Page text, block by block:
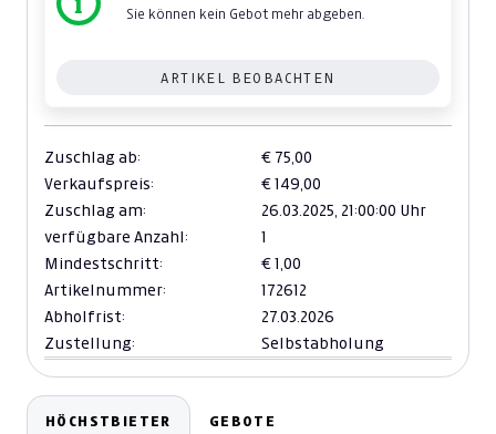
Sie können kein Gebot mehr abgeben.
ARTIKEL BEOBACHTEN
Zuschlag ab:
€ 75,00
Verkaufspreis:
€ 149,00
Zuschlag am:
26.03.2025, 21:00:00 Uhr
verfügbare Anzahl:
1
Mindestschritt:
€ 1,00
Artikelnummer:
172612
Abholfrist:
27.03.2026
Zustellung:
Selbstabholung
HÖCHSTBIETER GEBOTE